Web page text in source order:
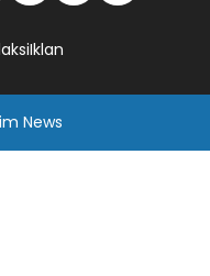
Iklan
News